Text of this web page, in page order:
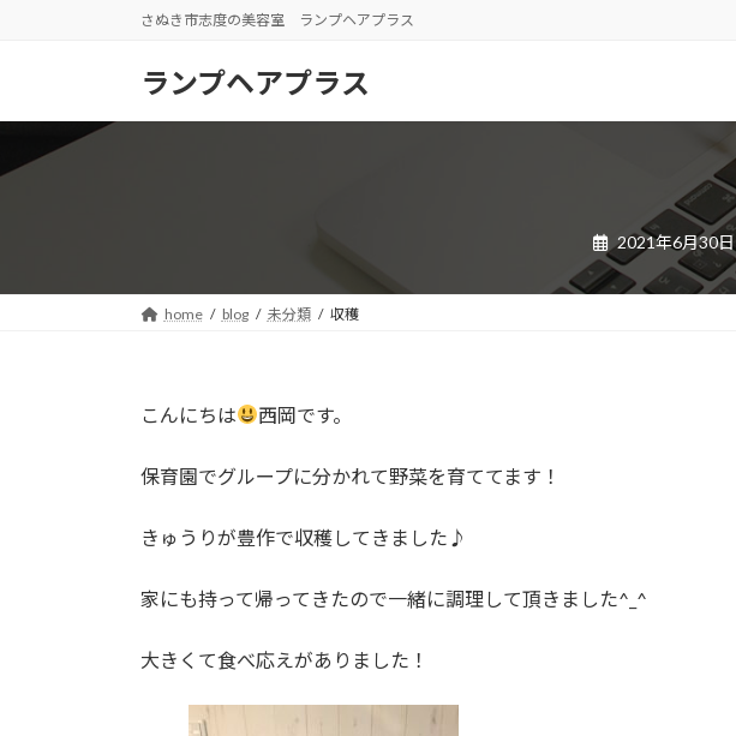
ツ
シ
さぬき市志度の美容室 ランプヘアプラス
ランプヘアプラス
2021年6月30日
home blog 未分類 収穫
こんにちは 西岡です。
保育園でグループに分かれて野菜を育ててます！
きゅうりが豊作で収穫してきました♪
家にも持って帰ってきたので一緒に調理して頂きました^_^
大きくて食べ応えがありました！